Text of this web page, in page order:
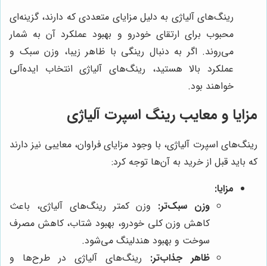
رینگ‌های آلیاژی به دلیل مزایای متعددی که دارند، گزینه‌ای
محبوب برای ارتقای خودرو و بهبود عملکرد آن به شمار
می‌روند. اگر به دنبال رینگی با ظاهر زیبا، وزن سبک و
عملکرد بالا هستید، رینگ‌های آلیاژی انتخاب ایده‌آلی
خواهند بود.
مزایا و معایب رینگ اسپرت آلیاژی
رینگ‌های اسپرت آلیاژی، با وجود مزایای فراوان، معایبی نیز دارند
که باید قبل از خرید به آن‌ها توجه کرد:
مزایا:
وزن سبک‌تر: وزن کمتر رینگ‌های آلیاژی، باعث
کاهش وزن کلی خودرو، بهبود شتاب، کاهش مصرف
سوخت و بهبود هندلینگ می‌شود.
ظاهر جذاب‌تر: رینگ‌های آلیاژی در طرح‌ها و